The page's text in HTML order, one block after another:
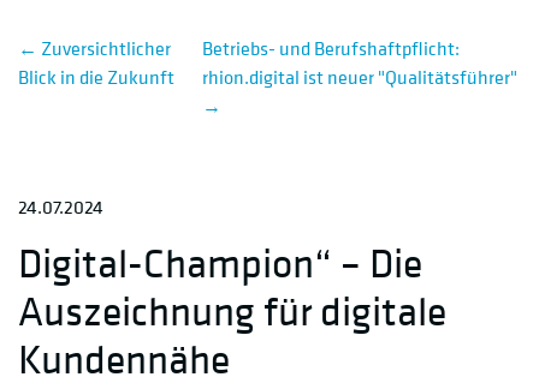
← Zuversichtlicher
Blick in die Zukunft
Betriebs- und Berufshaftpflicht:
rhion.digital ist neuer "Qualitätsführer"
→
24.07.2024
Digital-Champion“ – Die
Auszeichnung für digitale
Kundennähe